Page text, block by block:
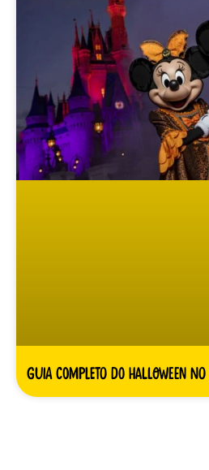
Guia completo do Halloween